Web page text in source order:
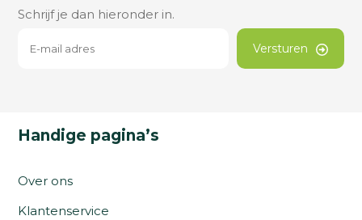
Schrijf je dan hieronder in.
Versturen
Handige pagina’s
Over ons
Klantenservice